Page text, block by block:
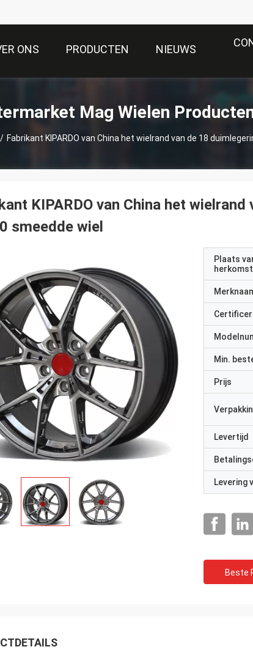
ONS PRODUCTEN NIEUWS
Mag Wielen
/ Fabrikant KIPARDO van China het wielrand van de 18
KIPARDO van China het
smeedde wiel
Plaats
herkomst
Min.
Prijs
Levertijd
Levering
Beste